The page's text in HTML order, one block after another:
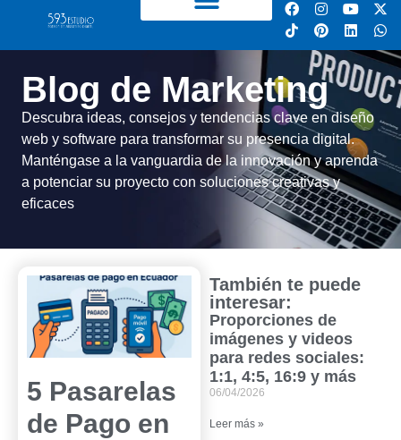
Blog de Marketing
Descubra ideas, consejos y tendencias clave en diseño
web y software para transformar su presencia digital.
Manténgase a la vanguardia de la innovación y aprenda
a potenciar su proyecto con soluciones creativas y
eficaces
5 Pasarelas
de Pago en
También te puede
interesar:
Proporciones de
imágenes y videos
para redes sociales:
1:1, 4:5, 16:9 y más
06/04/2026
Leer más »